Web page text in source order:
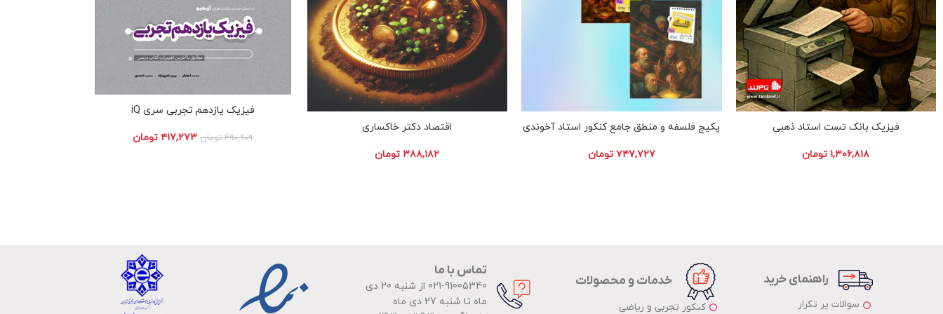
فیزیک بانک تست استاد ذهبی
۱,۳۰۶,۸۱۸ تومان
پکیج فلسفه و منطق جامع کنکور استاد آخوندی
۷۴۷,۷۲۷ تومان
اقتصاد دکتر خاکساری
۳۸۸,۱۸۲ تومان
فیزیک یازدهم تجربی سری iQ
۴۹۰,۹۰۹ تومان ۴۱۷,۲۷۳ تومان
راهنمای خرید
سوالات پر تکرار
خدمات و محصولات
کنکور تجربی و ریاضی
تماس با ما
021-91005340 از شنبه 20 دی
ماه تا شنبه 27 دی ماه